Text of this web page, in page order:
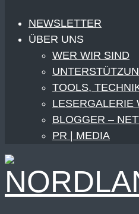
NEWSLETTER
ÜBER UNS
WER WIR SIND
TOOLS,
LESERGALERIE
BLOGGER –
PR | MEDIA